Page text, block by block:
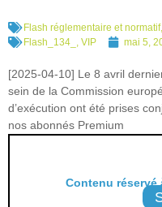
Flash réglementaire et normatif,
Flash_134_ , VIP mai 5,
[2025-04-10] Le 8 avril
sein de la Commission
d’exécution ont été prises
nos abonnés Premium
Contenu réservé